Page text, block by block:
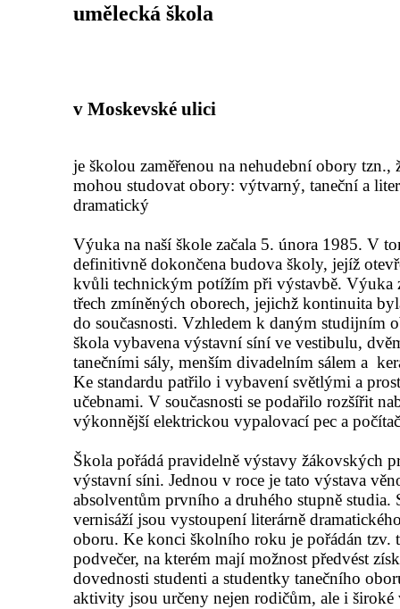
umělecká škola
v Moskevské ulici
je školou zaměřenou na nehudební obory tzn.,
mohou studovat obory: výtvarný, taneční a
dramatický
Výuka na naší škole začala 5. února 1985. V
definitivně dokončena budova školy, jejíž
kvůli technickým potížím při výstavbě. Výuka
třech zmíněných oborech, jejichž kontinuita
do současnosti. Vzhledem k daným studijním
škola vybavena výstavní síní ve vestibulu,
tanečními sály, menším divadelním sálem a
Ke standardu patřilo i vybavení světlými a
učebnami. V současnosti se podařilo rozšířit
výkonnější elektrickou vypalovací pec a
Škola pořádá pravidelně výstavy žákovských
výstavní síni. Jednou v roce je tato výstava
absolventům prvního a druhého stupně studia.
vernisáží jsou vystoupení literárně
oboru. Ke konci školního roku je pořádán tzv.
podvečer, na kterém mají možnost předvést
dovednosti studenti a studentky tanečního
aktivity jsou určeny nejen rodičům, ale i široké